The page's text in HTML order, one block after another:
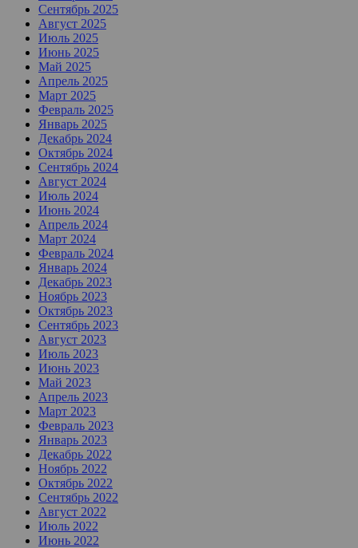
Сентябрь 2025
Август 2025
Июль 2025
Июнь 2025
Май 2025
Апрель 2025
Март 2025
Февраль 2025
Январь 2025
Декабрь 2024
Октябрь 2024
Сентябрь 2024
Август 2024
Июль 2024
Июнь 2024
Апрель 2024
Март 2024
Февраль 2024
Январь 2024
Декабрь 2023
Ноябрь 2023
Октябрь 2023
Сентябрь 2023
Август 2023
Июль 2023
Июнь 2023
Май 2023
Апрель 2023
Март 2023
Февраль 2023
Январь 2023
Декабрь 2022
Ноябрь 2022
Октябрь 2022
Сентябрь 2022
Август 2022
Июль 2022
Июнь 2022